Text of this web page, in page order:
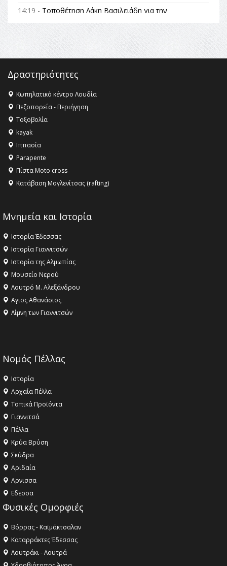
14:19 - Τοποθέτηση Λάκη Βασιλειάδη για την
Αναθεώρηση του Συντάγματος: «Σε τέτοιες κορυφαίες
θεσμικές διαδικασίες υπάρχει μόνο η ευθύνη απέναντι
στις επόμενες γενιές»
16:35 -Το πρόγραμμα του ΠΑΟΚ στον δεύτερο γύρο του
16:27 - Όλυμπος: Εντάχθηκε στον Κατάλογο Παγκόσμιας
Κληρονομιάς της UNESCO – Ομόφωνη η απόφαση Ο
Όλυμπος αναγνωρίστηκε ως φυσικό και πολιτιστικό
αγαθό εξέχουσας οικουμενικής αξίας για την
ανθρωπότητα
16:18 -
ΣΤΗΝ ΕΔΕΣΣΑ
Δραστηριότητες
Κωπηλατικό κέντρο Λουδία
Πεζοπορεία - Περιήγηση
Τοξοβολία
kayak
Ιππασία
Parapente
Πίστα Moto cross
Κατάβαση Μογλενίτσας (rafting)
Μνημεία και Ιστορία
Ιστορία Έδεσσας
Ιστορία Γιαννιτσών
Ιστορία της Αλμωπίας
Μουσείο Νερού
Λουτρό Μ. Αλεξάνδρου
Αγιος Αθανάσιος
Λίμνη των Γιαννιτσών
Νομός Πέλλας
Ιστορία
Αρχαία Πέλλα
Τοπικά Προϊόντα
Γιαννιτσά
Πέλλα
Κρύα Βρύση
Σκύδρα
Αριδαία
Aρνισσα
Eδεσσα
Φυσικές Ομορφιές
Βόρρας - Καϊμάκτσαλαν
Καταρράκτες Έδεσσας
Λουτράκι - Λουτρά